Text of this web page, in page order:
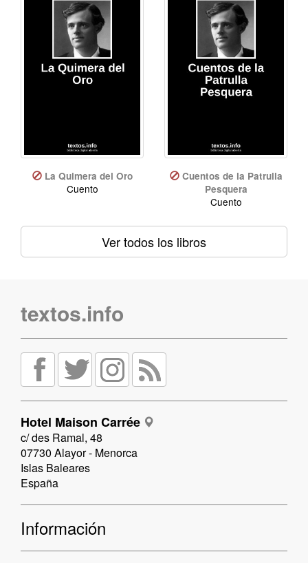
La Quimera del Oro
Cuento
Cuentos de la Patrulla
Pesquera
Cuento
Ver todos los libros
textos.info
Hotel Maison Carrée
c/ des Ramal, 48
07730 Alayor - Menorca
Islas Baleares
España
Información